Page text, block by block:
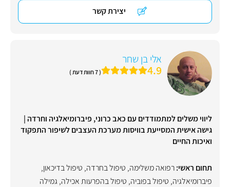
יצירת קשר
אלי בן שחר
4.9 ( 7 חוות דעת )
ליווי משלים למתמודדים עם כאב כרוני, פיברומיאלגיה וחרדה |
גישה אישית המסייעת בוויסות מערכת העצבים לשיפור התפקוד
ואיכות החיים
תחום ראשי:רפואה משלימה, טיפול בחרדה, טיפול בדיכאון,
פיברומיאלגיה, טיפול בפוביה, טיפול בהפרעות אכילה, גמילה